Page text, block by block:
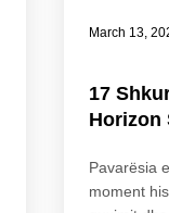
March 13,
17
Horizon
Pavarësia
moment